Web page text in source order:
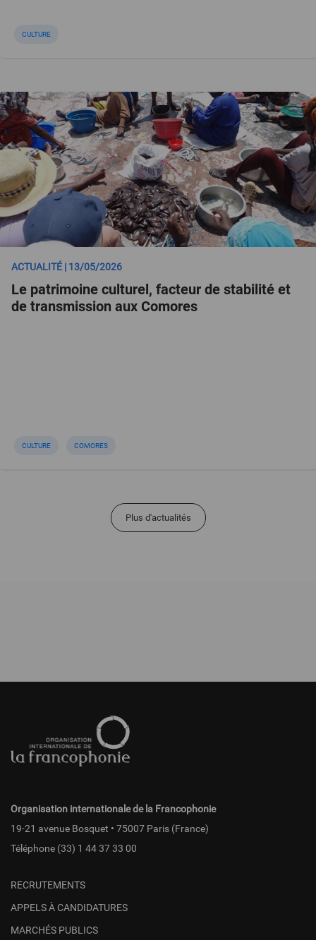
CULTURE
ACTUALITÉ | 13/05/2026
Le patrimoine culturel, facteur de stabilité et
de transmission aux Comores
CULTURE COMORES
Plus d'actualités
page
Organisation internationale de la Francophonie
19-21 avenue Bosquet • 75007 Paris (France)
Téléphone (33) 1 44 37 33 00
RECRUTEMENTS
APPELS À CANDIDATURES
MARCHÉS PUBLICS